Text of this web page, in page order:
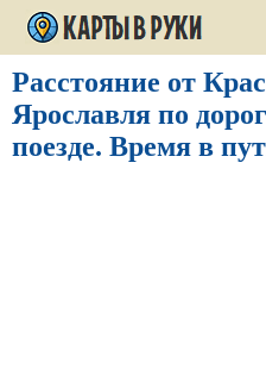
Расстояние от
Ярославля по
поезде. Время в